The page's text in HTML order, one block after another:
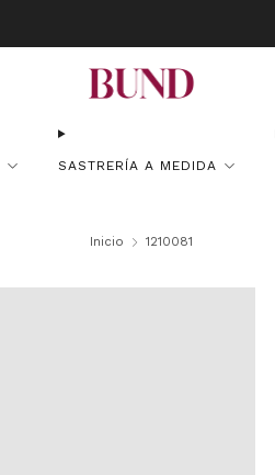
SASTRERÍA A MEDIDA
Inicio 1210081